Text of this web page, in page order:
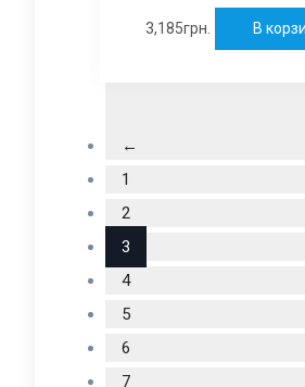
3,185грн. В
←
1
2
3
4
5
6
7